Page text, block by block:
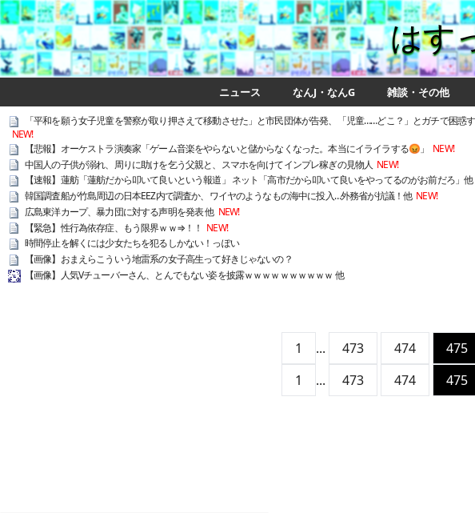
はす
ニュース なんJ・なんG 雑談・その他
「平和を願う女子児童を警察が取り押さえて移動させた」と市民団体が告発、「児童……どこ？」とガチで困惑
NEW!
【悲報】オーケストラ演奏家「ゲーム音楽をやらないと儲からなくなった。本当にイライラする😡」 NEW!
中国人の子供が溺れ、周りに助けを乞う父親と、スマホを向けてインプレ稼ぎの見物人 NEW!
【速報】蓮舫「蓮舫だから叩いて良いという報道」 ネット「高市だから叩いて良いをやってるのがお前だろ」他
韓国調査船が竹島周辺の日本EEZ内で調査か、ワイヤのようなもの海中に投入…外務省が抗議！他 NEW!
広島東洋カープ、暴力団に対する声明を発表 他 NEW!
【緊急】性行為依存症、もう限界ｗｗ⇒！！ NEW!
時間停止を解くには少女たちを犯るしかない！っぽい
【画像】おまえらこういう地雷系の女子高生って好きじゃないの？
【画像】人気Vチューバーさん、とんでもない姿を披露ｗｗｗｗｗｗｗｗｗｗ 他
1 ... 473 474
475
1
... 473 474 475